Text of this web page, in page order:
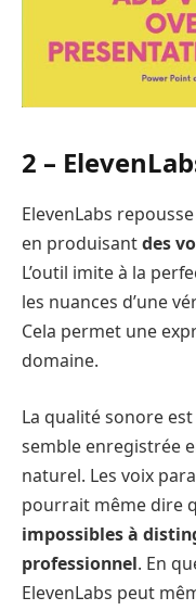
2 –
ElevenLabs
en produisantdes
L’outil imite à la
les nuances d’une
Cela permet une
domaine.
La qualité sonore
semble enregistrée
naturel. Les voix
pourrait même dire
impossibles à
professionnel. En
ElevenLabs peut